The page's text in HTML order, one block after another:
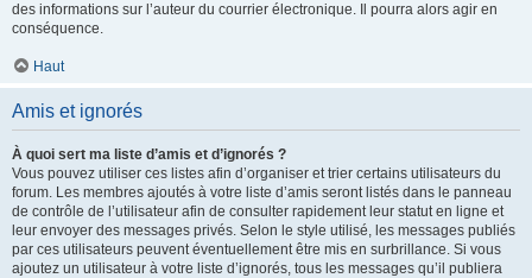
des informations sur l’auteur du courrier électronique. Il pourra alors agir en
conséquence.
Haut
Amis et ignorés
À quoi sert ma liste d’amis et d’ignorés ?
Vous pouvez utiliser ces listes afin d’organiser et trier certains utilisateurs du
forum. Les membres ajoutés à votre liste d’amis seront listés dans le panneau
de contrôle de l’utilisateur afin de consulter rapidement leur statut en ligne et
leur envoyer des messages privés. Selon le style utilisé, les messages publiés
par ces utilisateurs peuvent éventuellement être mis en surbrillance. Si vous
ajoutez un utilisateur à votre liste d’ignorés, tous les messages qu’il publiera